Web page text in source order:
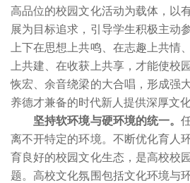
高品位的校园文化活动为载体，以
展为目标追求，引导学生积极主动
上下在思想上共鸣、在志趣上共情
上共建、在收获上共享，才能使校
恢宏、余音绕梁的大合唱，形成强
养德才兼备的时代新人提供深厚文
坚持软环境与硬环境的统一。
离不开特定的环境。不断优化育人
育良好的校园文化生态，是高校校
题。高校文化氛围包括文化环境与